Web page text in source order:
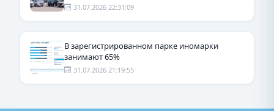
31.07.2026 22:31:09
В зарегистрированном парке иномарки
занимают 65%
31.07.2026 21:19:55